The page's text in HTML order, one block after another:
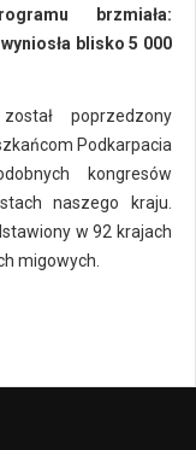
brzmiała:
blisko 5 000
poprzedzony
Podkarpacia
kongresów
naszego kraju.
w 92 krajach
migowych.